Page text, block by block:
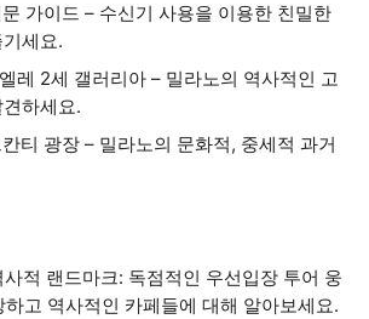
가이드 – 수신기 사용을 이용한 친밀한
세요.
레 2세 갤러리아 – 밀라노의 역사적인 고
하세요.
티 광장 – 밀라노의 문화적, 중세적 과거
적 랜드마크: 독점적인 우선입장 투어 웅
고 역사적인 카페들에 대해 알아보세요.